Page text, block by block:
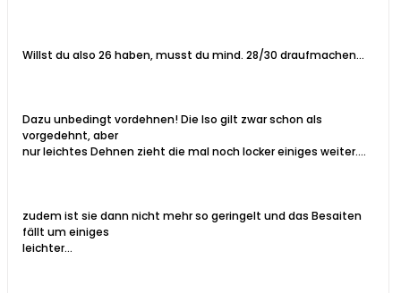
Willst du also 26 haben, musst du mind. 28/30 draufmachen...
Dazu unbedingt vordehnen! Die Iso gilt zwar schon als
vorgedehnt, aber
nur leichtes Dehnen zieht die mal noch locker einiges weiter....
zudem ist sie dann nicht mehr so geringelt und das Besaiten
fällt um einiges
leichter...